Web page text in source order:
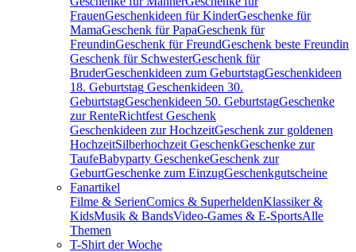
FrauenGeschenkideen für KinderGeschenke für
MamaGeschenk für PapaGeschenk für
FreundinGeschenk für FreundGeschenk beste Freundin
Geschenk für SchwesterGeschenk für
BruderGeschenkideen zum GeburtstagGeschenkideen
18. Geburtstag Geschenkideen 30.
GeburtstagGeschenkideen 50. GeburtstagGeschenke
zur RenteRichtfest Geschenk
Geschenkideen zur HochzeitGeschenk zur goldenen
HochzeitSilberhochzeit GeschenkGeschenke zur
TaufeBabyparty GeschenkeGeschenk zur
GeburtGeschenke zum EinzugGeschenkgutscheine
Fanartikel
Filme & SerienComics & SuperheldenKlassiker &
KidsMusik & BandsVideo-Games & E-SportsAlle
Themen
T-Shirt der Woche